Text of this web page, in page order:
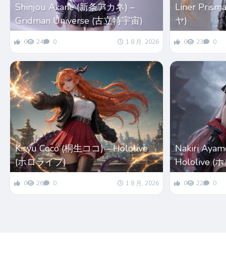
Shinjou Akane (新条アカネ) –
Gridman Universe (古立特宇宙)
0 24 0 1 8 月, 2026
Liner
ヤ)
0 23 0
Kiryu Coco (桐生ココ) – Hololive
(ホロライブ)
0 26 0 1 8 月, 2026
Nakiri
Hololive (ホ
0 22 0